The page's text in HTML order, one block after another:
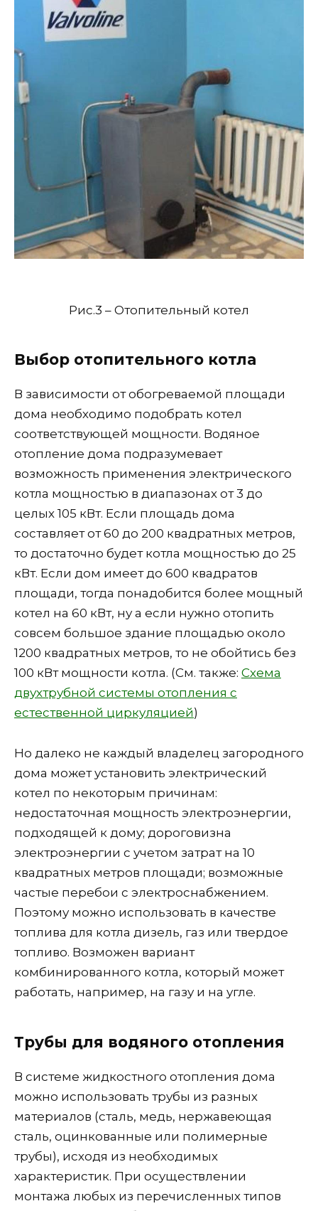
Рис.3 – Отопительный котел
Выбор отопительного котла
В зависимости от обогреваемой площади
дома необходимо подобрать котел
соответствующей мощности. Водяное
отопление дома подразумевает
возможность применения электрического
котла мощностью в диапазонах от 3 до
целых 105 кВт. Если площадь дома
составляет от 60 до 200 квадратных метров,
то достаточно будет котла мощностью до 25
кВт. Если дом имеет до 600 квадратов
площади, тогда понадобится более мощный
котел на 60 кВт, ну а если нужно отопить
совсем большое здание площадью около
1200 квадратных метров, то не обойтись без
100 кВт мощности котла. (См. также: Схема
двухтрубной системы отопления с
естественной циркуляцией)
Но далеко не каждый владелец загородного
дома может установить электрический
котел по некоторым причинам:
недостаточная мощность электроэнергии,
подходящей к дому; дороговизна
электроэнергии с учетом затрат на 10
квадратных метров площади; возможные
частые перебои с электроснабжением.
Поэтому можно использовать в качестве
топлива для котла дизель, газ или твердое
топливо. Возможен вариант
комбинированного котла, который может
работать, например, на газу и на угле.
Трубы для водяного отопления
В системе жидкостного отопления дома
можно использовать трубы из разных
материалов (сталь, медь, нержавеющая
сталь, оцинкованные или полимерные
трубы), исходя из необходимых
характеристик. При осуществлении
монтажа любых из перечисленных типов